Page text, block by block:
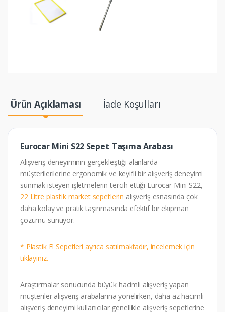
Ürün Açıklaması İade Koşulları
Eurocar Mini S22 Sepet Taşıma Arabası
Alışveriş deneyiminin gerçekleştiği alanlarda
müşterilerilerine ergonomik ve keyifli bir alışveriş deneyimi
sunmak isteyen işletmelerin tercih ettiği Eurocar Mini S22,
22 Litre plastik market sepetlerin alışveriş esnasında çok
daha kolay ve pratik taşınmasında efektif bir ekipman
çözümü sunuyor.
* Plastik El Sepetleri ayrıca satılmaktadır, incelemek için
tıklayınız.
Araştırmalar sonucunda büyük hacimli alışveriş yapan
müşteriler alışveriş arabalarına yönelirken, daha az hacimli
alışveriş deneyimi kullanıcılar genellikle alışveriş sepetlerine